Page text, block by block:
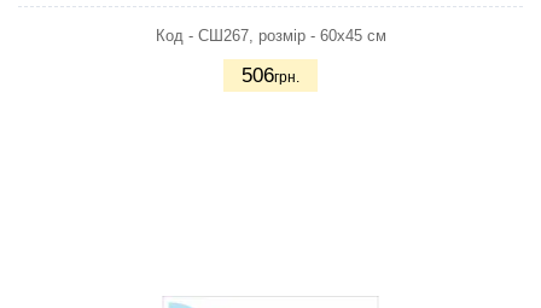
Код - СШ267, розмір - 60х45 см
506грн.